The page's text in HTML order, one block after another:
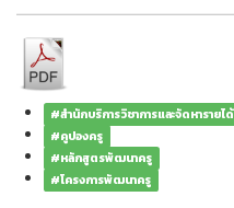
#สำนักบริการวิชาการและจัดหาราย
#คูปองครู
#หลักสูตรพัฒนาครู
#โครงการพัฒนาครู